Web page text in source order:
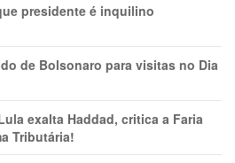
presidente é inquilino
de Bolsonaro para visitas no Dia
exalta Haddad, critica a Faria
Tributária!